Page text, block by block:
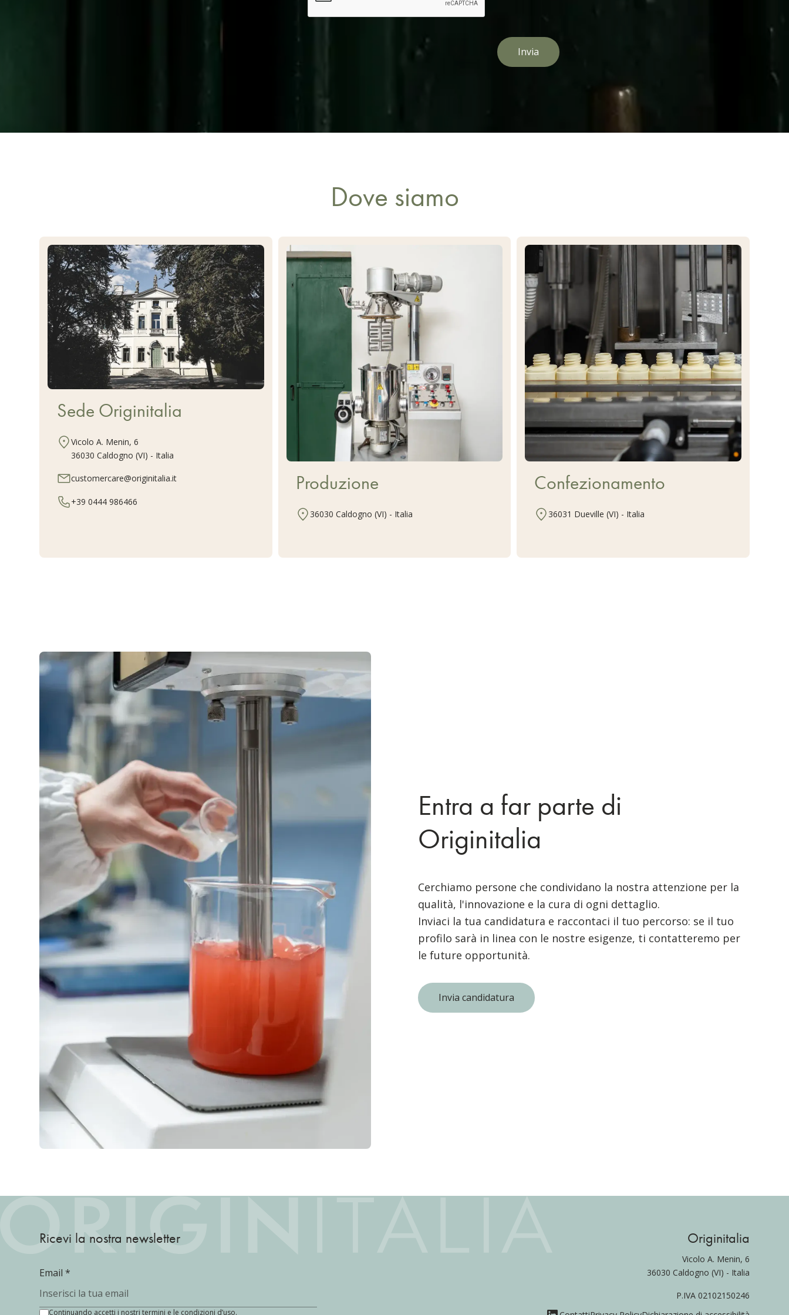
Dove siamo
Sede Originitalia
Vicolo A. Menin, 6
36030 Caldogno (VI) - Italia
customercare@originitalia.it
+39 0444 986466
Produzione
36030 Caldogno (VI) - Italia
Confezionamento
36031 Dueville (VI) - Italia
Entra a far parte di
Originitalia
Cerchiamo persone che condividano la nostra attenzione per la
qualità, l'innovazione e la cura di ogni dettaglio.
Inviaci la tua candidatura e raccontaci il tuo percorso: se il tuo
profilo sarà in linea con le nostre esigenze, ti contatteremo per
le future opportunità.
Invia candidatura
Ricevi la nostra newsletter
Email*
Continuando accetti i nostri termini e le condizioni d’uso.
Originitalia
Vicolo A. Menin, 6
36030 Caldogno (VI) - Italia
P.IVA 02102150246